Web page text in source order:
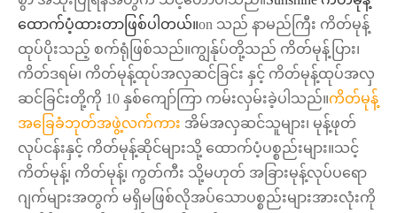
ထောက်ပံ့ထားတာဖြစ်ပါတယ်။on သည် နာမည်ကြီး ကိတ်မုန့်
ထုပ်ပိုးသည့် စက်ရုံဖြစ်သည်။ကျွန်ုပ်တို့သည် ကိတ်မုန့်ပြား၊
ကိတ်ဒရမ်၊ ကိတ်မုန့်ထုပ်အလှဆင်ခြင်း နှင့် ကိတ်မုန့်ထုပ်အလှ
ဆင်ခြင်းတို့ကို 10 နှစ်ကျော်ကြာ ကမ်းလှမ်းခဲ့ပါသည်။ကိတ်မုန့်
အခြေခံဘုတ်အဖွဲ့လက်ကား အိမ်အလှဆင်သူများ၊ မုန့်ဖုတ်
လုပ်ငန်းနှင့် ကိတ်မုန့်ဆိုင်များသို့ ထောက်ပံ့ပစ္စည်းများ။သင့်
ကိတ်မုန့်၊ ကိတ်မုန့်၊ ကွတ်ကီး သို့မဟုတ် အခြားမုန့်လုပ်ပရော
ဂျက်များအတွက် မရှိမဖြစ်လိုအပ်သောပစ္စည်းများအားလုံးကို